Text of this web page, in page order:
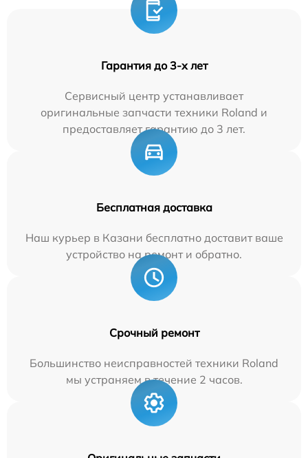
Гарантия до 3-х лет
Сервисный центр устанавливает
оригинальные запчасти техники Roland и
предоставляет гарантию до 3 лет.
Бесплатная доставка
Наш курьер в Казани бесплатно доставит ваше
устройство на ремонт и обратно.
Срочный ремонт
Большинство неисправностей техники Roland
мы устраняем в течение 2 часов.